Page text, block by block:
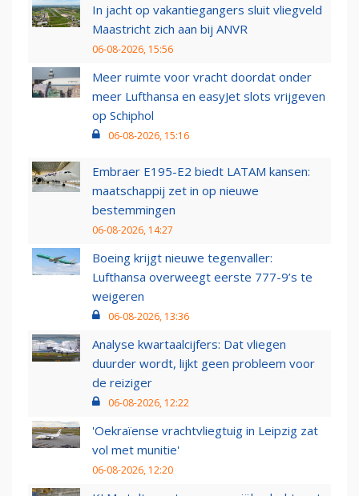
In jacht op vakantiegangers sluit vliegveld
Maastricht zich aan bij ANVR
06-08-2026, 15:56
Meer ruimte voor vracht doordat onder
meer Lufthansa en easyJet slots vrijgeven
op Schiphol
06-08-2026, 15:16
Embraer E195-E2 biedt LATAM kansen:
maatschappij zet in op nieuwe
bestemmingen
06-08-2026, 14:27
Boeing krijgt nieuwe tegenvaller:
Lufthansa overweegt eerste 777-9’s te
weigeren
06-08-2026, 13:36
Analyse kwartaalcijfers: Dat vliegen
duurder wordt, lijkt geen probleem voor
de reiziger
06-08-2026, 12:22
'Oekraïense vrachtvliegtuig in Leipzig zat
vol met munitie'
06-08-2026, 12:20